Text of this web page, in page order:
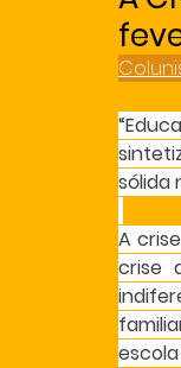
sólida
A
crise